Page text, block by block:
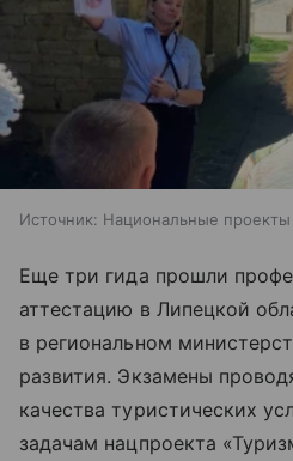
Источник: Национальные проекты
Еще три гида прошли
аттестацию в Липецкой
в региональном
развития. Экзамены
качества туристических
задачам нацпроекта